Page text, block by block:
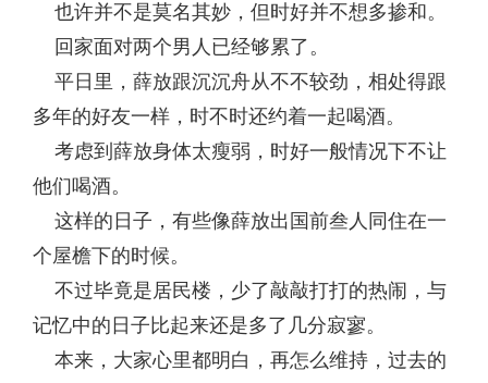
也许并不是莫名其妙，但时好并不想多掺和。
回家面对两个男人已经够累了。
平日里，薛放跟沉沉舟从不不较劲，相处得跟
多年的好友一样，时不时还约着一起喝酒。
考虑到薛放身体太瘦弱，时好一般情况下不让
他们喝酒。
这样的日子，有些像薛放出国前叁人同住在一
个屋檐下的时候。
不过毕竟是居民楼，少了敲敲打打的热闹，与
记忆中的日子比起来还是多了几分寂寥。
本来，大家心里都明白，再怎么维持，过去的